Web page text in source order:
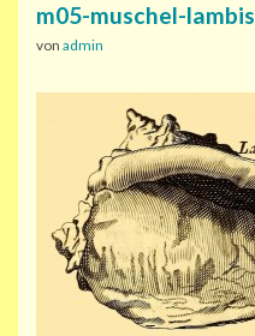
m05-muschel-lambis
von admin